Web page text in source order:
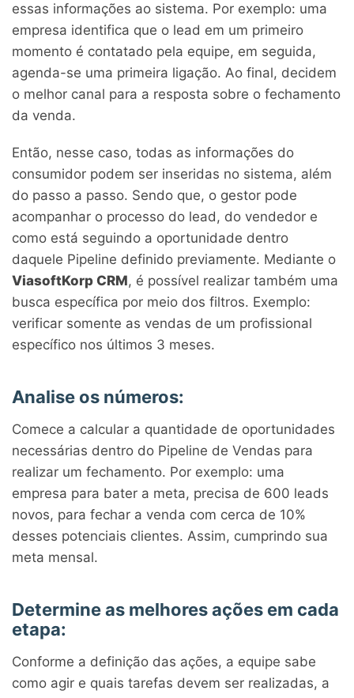
essas informações ao sistema. Por exemplo: uma
empresa identifica que o lead em um primeiro
momento é contatado pela equipe, em seguida,
agenda-se uma primeira ligação. Ao final, decidem
o melhor canal para a resposta sobre o fechamento
da venda.
Então, nesse caso, todas as informações do
consumidor podem ser inseridas no sistema, além
do passo a passo. Sendo que, o gestor pode
acompanhar o processo do lead, do vendedor e
como está seguindo a oportunidade dentro
daquele Pipeline definido previamente. Mediante o
ViasoftKorp CRM, é possível realizar também uma
busca específica por meio dos filtros. Exemplo:
verificar somente as vendas de um profissional
específico nos últimos 3 meses.
Analise os números:
Comece a calcular a quantidade de oportunidades
necessárias dentro do Pipeline de Vendas para
realizar um fechamento. Por exemplo: uma
empresa para bater a meta, precisa de 600 leads
novos, para fechar a venda com cerca de 10%
desses potenciais clientes. Assim, cumprindo sua
meta mensal.
Determine as melhores ações em cada
etapa:
Conforme a definição das ações, a equipe sabe
como agir e quais tarefas devem ser realizadas, a